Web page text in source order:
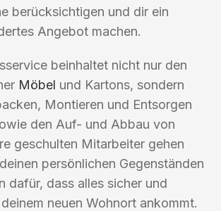
berücksichtigen und dir ein
Angebot machen.
beinhaltet nicht nur den
Möbel und Kartons, sondern
Montieren und Entsorgen
den Auf- und Abbau von
geschulten Mitarbeiter gehen
persönlichen Gegenständen
dafür, dass alles sicher und
neuen Wohnort ankommt.